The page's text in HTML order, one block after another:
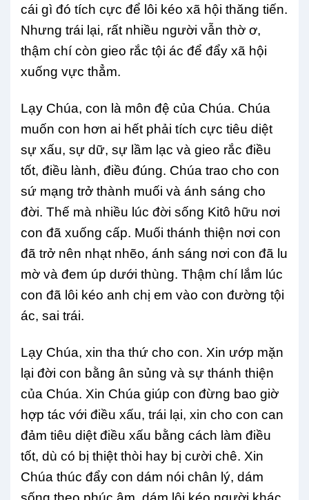
cái gì đó tích cực để lôi kéo xã hội thăng tiến.
Nhưng trái lại, rất nhiều người vẫn thờ ơ,
thậm chí còn gieo rắc tội ác để đẩy xã hội
xuống vực thẳm.
Lạy Chúa, con là môn đệ của Chúa. Chúa
muốn con hơn ai hết phải tích cực tiêu diệt
sự xấu, sự dữ, sự lầm lạc và gieo rắc điều
tốt, điều lành, điều đúng. Chúa trao cho con
sứ mạng trở thành muối và ánh sáng cho
đời. Thế mà nhiều lúc đời sống Kitô hữu nơi
con đã xuống cấp. Muối thánh thiện nơi con
đã trở nên nhạt nhẽo, ánh sáng nơi con đã lu
mờ và đem úp dưới thùng. Thậm chí lắm lúc
con đã lôi kéo anh chị em vào con đường tội
ác, sai trái.
Lạy Chúa, xin tha thứ cho con. Xin ướp mặn
lại đời con bằng ân sủng và sự thánh thiện
của Chúa. Xin Chúa giúp con đừng bao giờ
hợp tác với điều xấu, trái lại, xin cho con can
đảm tiêu diệt điều xấu bằng cách làm điều
tốt, dù có bị thiệt thòi hay bị cười chê. Xin
Chúa thúc đẩy con dám nói chân lý, dám
sống theo phúc âm, dám lôi kéo người khác